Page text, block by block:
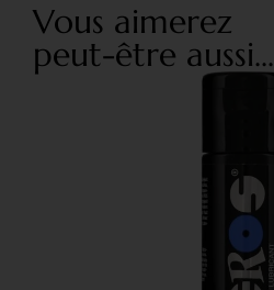
Vous aimerez
peut-être aussi...